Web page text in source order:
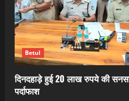
Betul
दिनदहाड़े हुई 20 लाख रुपये की
पर्दाफाश